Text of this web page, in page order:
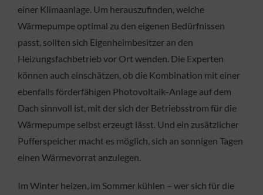
einer Klimaanlage. Um herauszufinden, welche
Wärmepumpe optimal zu den eigenen Bedürfnissen
passt, sollten sich Eigenheimbesitzer an den
Heizungsfachbetrieb vor Ort wenden. Die Experten
können auch einschätzen, ob die Kombination mit einer
ebenfalls förderfähigen Photovoltaik-Anlage auf dem
Dach sinnvoll ist, mit der sich der Betriebsstrom für die
Wärmepumpe selbst erzeugt lässt. Und ein zusätzlicher
Pufferspeicher macht es möglich, sich an sonnigen Tagen
einen Wärmevorrat anzulegen.
Im Winter heizen, im Sommer kühlen – wer sich für die